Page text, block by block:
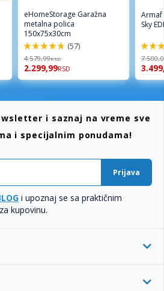
eHomeStorage Garažna
metalna polica
150x75x30cm
96%
(57)
4.579,99RSD
2.299,99RSD
Armaf
Sky
94%
i saznaj na vreme sve
i specijalnim ponudama!
Prijava
i upoznaj se sa praktičnim
kupovinu.